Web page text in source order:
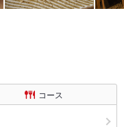
コース